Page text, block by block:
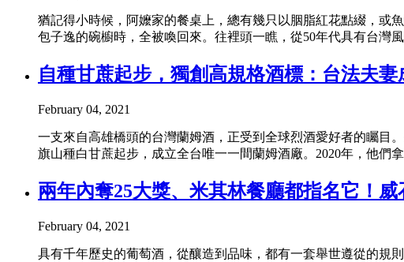
猶記得小時候，阿嬤家的餐桌上，總有幾只以胭脂紅花點綴，或
包子逸的碗櫥時，全被喚回來。往裡頭一瞧，從50年代具有台灣
自種甘蔗起步，獨創高規格酒標：台法夫
February 04, 2021
一支來自高雄橋頭的台灣蘭姆酒，正受到全球烈酒愛好者的矚目
旗山種白甘蔗起步，成立全台唯一一間蘭姆酒廠。2020年，他們拿
兩年內奪25大獎、米其林餐廳都指名它！
February 04, 2021
具有千年歷史的葡萄酒，從釀造到品味，都有一套舉世遵從的規